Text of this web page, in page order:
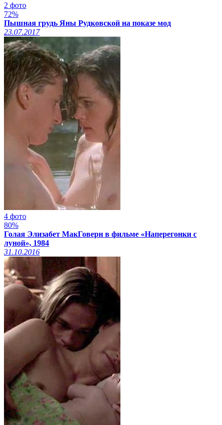
2 фото
72%
Пышная грудь Яны Рудковской на показе мод
23.07.2017
4 фото
80%
Голая Элизабет МакГоверн в фильме «Наперегонки с
луной», 1984
31.10.2016